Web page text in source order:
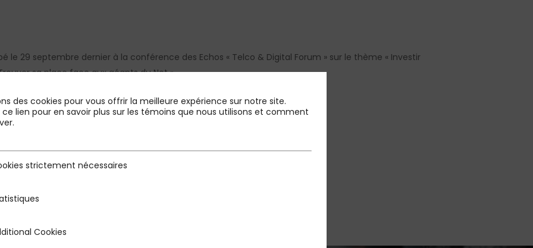
le 29 septembre dernier à la conférence des Echos « Telco & Digital Forum » sur le thème « Investir
sa place face aux géants du Net ».
ainsi que les supports de présentation sur le site des
des cookies pour vous offrir la meilleure expérience sur notre site.
ce lien pour en savoir plus sur les témoins que nous utilisons et comment
nécessaires
strictement nécessaires
Cookies